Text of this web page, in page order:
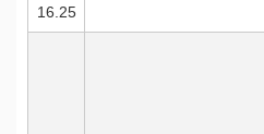
16.25